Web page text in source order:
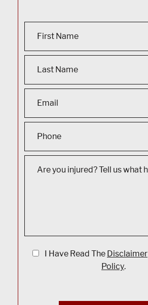
I Have Read The Disclaimer
Policy.